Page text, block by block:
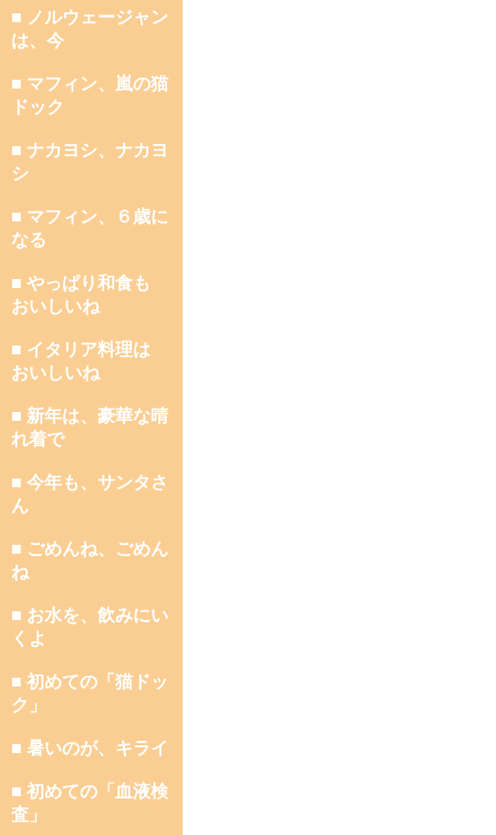
■ ノルウェージャン
は、今
■ マフィン、嵐の猫
ドック
■ ナカヨシ、ナカヨ
シ
■ マフィン、６歳に
なる
■ やっぱり和食も
おいしいね
■ イタリア料理は
おいしいね
■ 新年は、豪華な晴
れ着で
■ 今年も、サンタさ
ん
■ ごめんね、ごめん
ね
■ お水を、飲みにい
くよ
■ 初めての「猫ドッ
ク」
■ 暑いのが、キライ
■ 初めての「血液検
査」